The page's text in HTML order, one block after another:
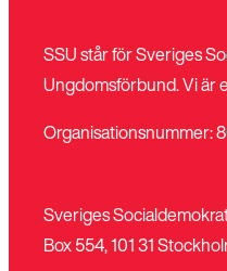
SSU står för Sveriges
Ungdomsförbund. Vi är
Organisationsnummer:
Sveriges
Box 554, 101 31